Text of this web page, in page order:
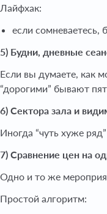
Лайфхак:
если сомневаетесь,
5) Будни, дневные
Если вы думаете, как
“дорогими” бывают
6) Сектора зала и
Иногда “чуть хуже
7) Сравнение цен на
Одно и то же
Простой алгоритм: